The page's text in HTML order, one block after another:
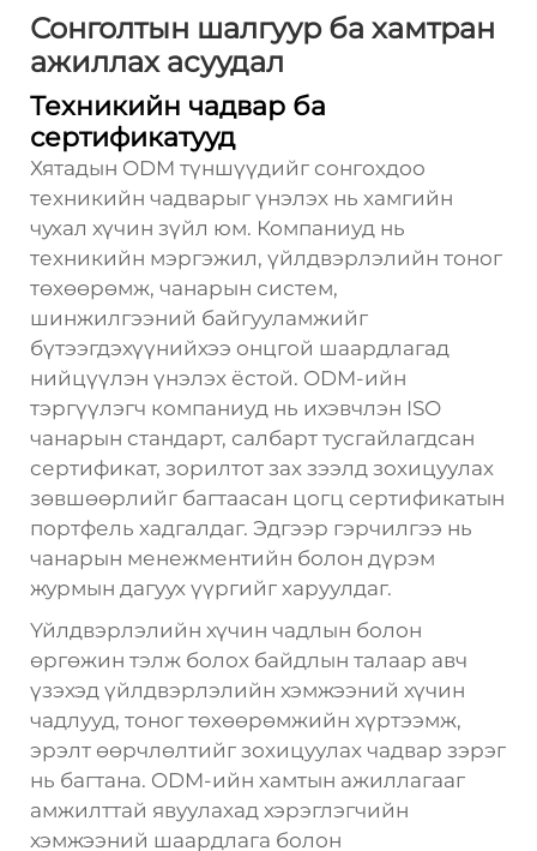
Сонголтын шалгуур ба хамтран
ажиллах асуудал
Техникийн чадвар ба
сертификатууд
Хятадын ODM түншүүдийг сонгохдоо
техникийн чадварыг үнэлэх нь хамгийн
чухал хүчин зүйл юм. Компаниуд нь
техникийн мэргэжил, үйлдвэрлэлийн тоног
төхөөрөмж, чанарын систем,
шинжилгээний байгууламжийг
бүтээгдэхүүнийхээ онцгой шаардлагад
нийцүүлэн үнэлэх ёстой. ODM-ийн
тэргүүлэгч компаниуд нь ихэвчлэн ISO
чанарын стандарт, салбарт тусгайлагдсан
сертификат, зорилтот зах зээлд зохицуулах
зөвшөөрлийг багтаасан цогц сертификатын
портфель хадгалдаг. Эдгээр гэрчилгээ нь
чанарын менежментийн болон дүрэм
журмын дагуух үүргийг харуулдаг.
Үйлдвэрлэлийн хүчин чадлын болон
өргөжин тэлж болох байдлын талаар авч
үзэхэд үйлдвэрлэлийн хэмжээний хүчин
чадлууд, тоног төхөөрөмжийн хүртээмж,
эрэлт өөрчлөлтийг зохицуулах чадвар зэрэг
нь багтана. ODM-ийн хамтын ажиллагааг
амжилттай явуулахад хэрэглэгчийн
хэмжээний шаардлага болон